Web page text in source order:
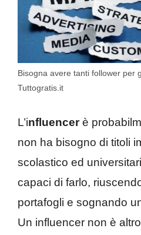
Bisogna avere tanti follower per
Tuttogratis.it
L’influencerè
non ha bisogno di titoli
scolastico ed
capaci di farlo,
portafogli e sognando
Un influencer non è